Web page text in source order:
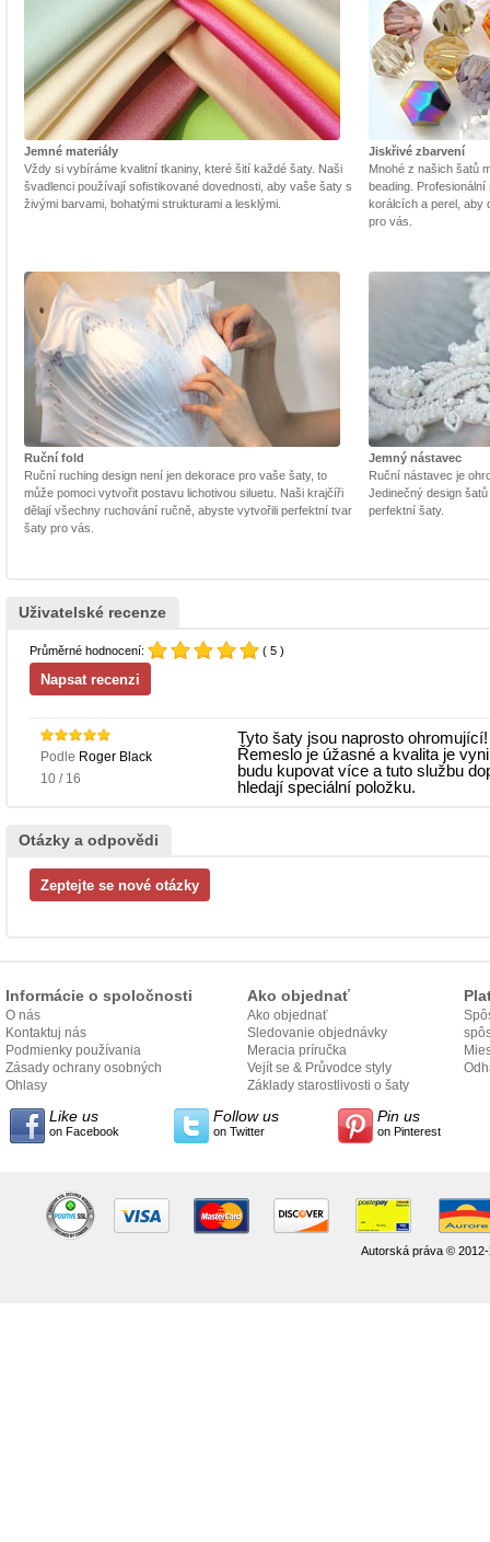
Jemné materiály
Vždy si vybíráme kvalitní tkaniny, které šití každé šaty. Naši
švadlenci používají sofistikované dovednosti, aby vaše šaty s
živými barvami, bohatými strukturami a lesklými.
Jiskřivé zbarvení
Mnohé z našich šatů
beading.
korálcích a perel, aby
pro vás.
Ruční fold
Ruční ruching design není jen dekorace pro vaše šaty, to
může pomoci vytvořit postavu lichotivou siluetu. Naši krajčíři
dělají všechny ruchování ručně, abyste vytvořili perfektní tvar
šaty pro vás.
Jemný nástavec
Ruční nástavec je
Jedinečný design
perfektní šaty.
Uživatelské recenze
Průměrné hodnocení: ( 5 )
Podle Roger Black
10 / 16
Tyto šaty jsou naprosto
Řemeslo je úžasné a kvalita je
budu kupovat více a tuto službu
hledají speciální položku.
Otázky a odpovědi
Informácie o spoločnosti
O nás
Kontaktuj nás
Podmienky používania
Zásady ochrany osobných
údajov
Ohlasy
Ako objednať
Ako objednať
Sledovanie objednávky
Meracia príručka
Vejít se & Průvodce styly
Základy starostlivosti o šaty
Like us
on Facebook
Follow us
on Twitter
Pin us
on Pinterest
Autorská práva ©